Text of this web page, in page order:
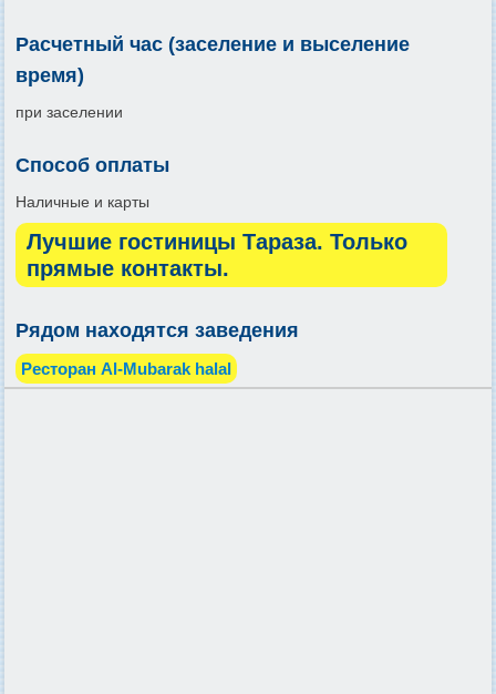
Расчетный час (заселение и выселение
время)
при заселении
Способ оплаты
Наличные и карты
Лучшие гостиницы Тараза. Только
прямые контакты.
Рядом находятся заведения
Ресторан Al-Mubarak halal